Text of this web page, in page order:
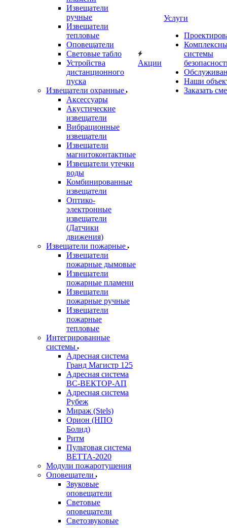
Извещатели
ручные
Извещатели
тепловые
Оповещатели
Световые табло
Устройства
дистанционного
пуска
Извещатели охранные
Аксессуары
Акустические
извещатели
Вибрационные
извещатели
Извещатели
магнитоконтактные
Извещатели утечки
воды
Комбинированные
извещатели
Оптико-
электронные
извещатели
(Датчики
движения)
Извещатели пожарные
Извещатели
пожарные дымовые
Извещатели
пожарные пламени
Извещатели
пожарные ручные
Извещатели
пожарные
тепловые
Интегрированные
системы
Адресная система
Гранд Магистр 125
Адресная система
ВС-ВЕКТОР-АП
Адресная система
Рубеж
Мираж (Stels)
Орион (НПО
Болид)
Ритм
Пультовая система
ВЕТТА-2020
Модули пожаротушения
Оповещатели
Звуковые
оповещатели
Световые
оповещатели
Светозвуковые
Акции
Услуги
системы
Наши
Заказать